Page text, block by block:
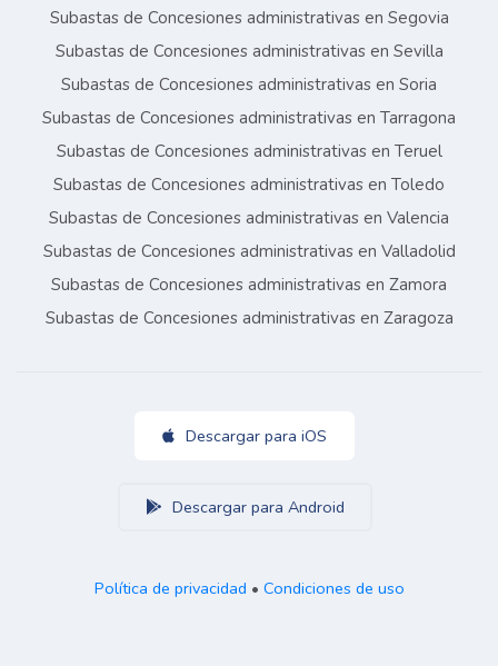
Subastas de Concesiones administrativas en Segovia
Subastas de Concesiones administrativas en Sevilla
Subastas de Concesiones administrativas en Soria
Subastas de Concesiones administrativas en Tarragona
Subastas de Concesiones administrativas en Teruel
Subastas de Concesiones administrativas en Toledo
Subastas de Concesiones administrativas en Valencia
Subastas de Concesiones administrativas en Valladolid
Subastas de Concesiones administrativas en Zamora
Subastas de Concesiones administrativas en Zaragoza
Descargar para iOS
Descargar para Android
Política de privacidad • Condiciones de uso